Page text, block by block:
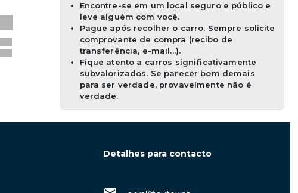
Encontre-se em um local seguro e público e
leve alguém com você.
Pague após recolher o carro. Sempre solicite
comprovante de compra (recibo de
transferência, e-mail...).
Fique atento a carros significativamente
subvalorizados. Se parecer bom demais
para ser verdade, provavelmente não é
verdade.
Detalhes para contacto